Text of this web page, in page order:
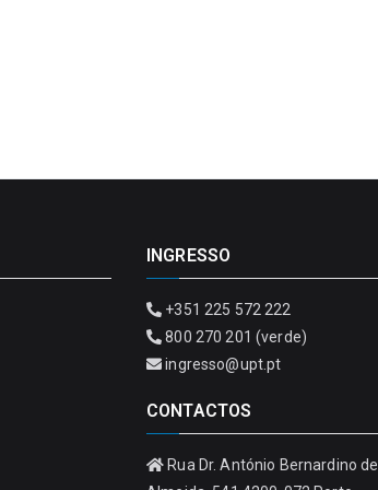
INGRESSO
+351 225 572 222
800 270 201 (verde)
ingresso@upt.pt
CONTACTOS
Rua Dr. António Bernardino de